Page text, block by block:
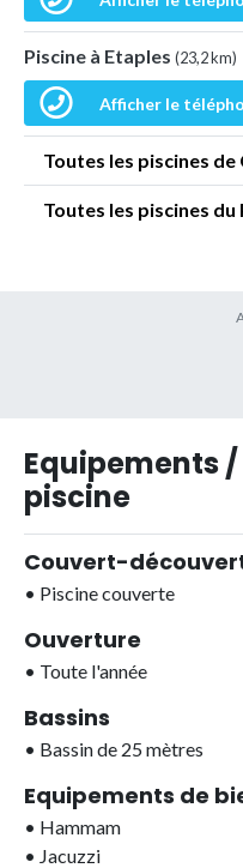
Piscine à Etaples (23,2 km)
Afficher le
Toutes les piscines de
Toutes les piscines du
Equipements
piscine
Couvert-
• Piscine couverte
Ouverture
• Toute l'année
Bassins
• Bassin de 25 mètres
Equipements de
• Hammam
• Jacuzzi